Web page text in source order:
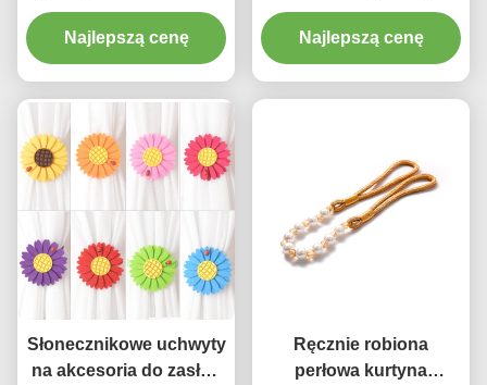
Crystal U Hak ścienny
Aluminiowe uchwyty do
zasłon
Najlepszą cenę
kurtyny Pearl Frędzle
Tiebacks Producent
akcesoriów w Chinach
Najlepszą cenę
Słonecznikowe uchwyty
na akcesoria do zasłon
Ręcznie robiona
perłowa kurtyna